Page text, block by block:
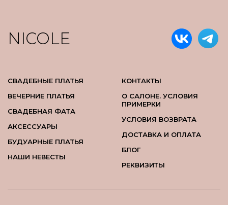
NICOLE
СВАДЕБНЫЕ ПЛАТЬЯ
ВЕЧЕРНИЕ ПЛАТЬЯ
СВАДЕБНАЯ ФАТА
АКСЕССУАРЫ
БУДУАРНЫЕ ПЛАТЬЯ
НАШИ НЕВЕСТЫ
КОНТАКТЫ
О САЛОНЕ. УСЛОВИЯ
ПРИМЕРКИ
УСЛОВИЯ ВОЗВРАТА
ДОСТАВКА И ОПЛАТА
БЛОГ
РЕКВИЗИТЫ